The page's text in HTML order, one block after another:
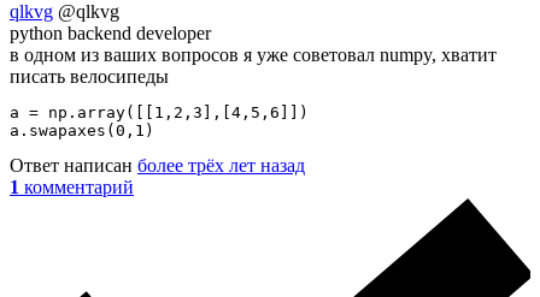
qlkvg @qlkvg
python backend developer
в одном из ваших вопросов я уже советовал numpy, хватит
писать велосипеды
a = np.array([[1,2,3],[4,5,6]])
a.swapaxes(0,1)
Ответ написан более трёх лет назад
1 комментарий